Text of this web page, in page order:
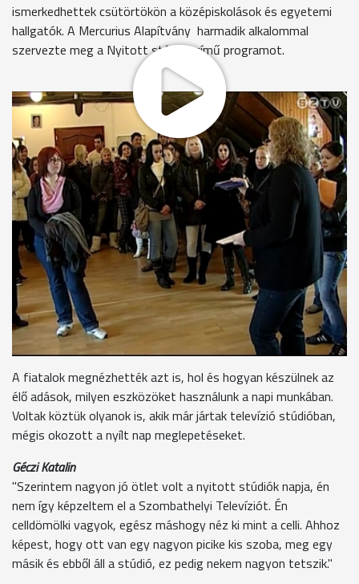
ismerkedhettek csütörtökön a középiskolások és egyetemi
hallgatók. A Mercurius Alapítvány harmadik alkalommal
szervezte meg a Nyitott stúdiók című programot.
Egymást követték a Szombathelyi Televízió épületében a
fiatalokból álló csoportok. Itt jártak többek között a Savaria
Egyetemi Központ első évfolyamos kommunikáció szakos
hallgatói. Elsőként a szerkesztőségben dolgozók munkájával
ismerkedhettek meg. Gellért a filmes szakmában szeretne
később elhelyezkedni, ő is azért választotta a kommunikáció
szakot, hogy megtanulja a szakma alapjait.
Kenyeres Gellért Imre
"Teljes mértékben erre tudunk fókuszáni ezen a szakon.
Aztán hogy ebből ki milyen előnyt kovácsol az nyilván már
magán múlik. Nyilván van más út is a tv-hez, filmezéshez,
vagy egyáltalán a kommunikációhoz, ez az egyik , úgyhogy
majd meglátjuk."
A fiatalok megnézhették azt is, hol és hogyan készülnek az
élő adások, milyen eszközöket használunk a napi munkában.
Voltak köztük olyanok is, akik már jártak televízió stúdióban,
mégis okozott a nyílt nap meglepetéseket.
Géczi Katalin
"Szerintem nagyon jó ötlet volt a nyitott stúdiók napja, én
nem így képzeltem el a Szombathelyi Televíziót. Én
celldömölki vagyok, egész máshogy néz ki mint a celli. Ahhoz
képest, hogy ott van egy nagyon picike kis szoba, meg egy
másik és ebből áll a stúdió, ez pedig nekem nagyon tetszik."